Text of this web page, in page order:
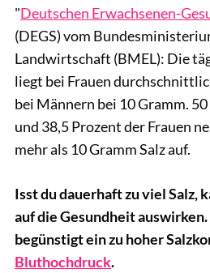
"Deutschen Erwachsenen-
(DEGS) vom
Landwirtschaft (BMEL): Die
liegt bei Frauen
bei Männern bei 10 Gramm.
und 38,5 Prozent der Frauen
mehr als 10 Gramm Salz auf.
Isst du dauerhaft zu viel Salz,
auf die Gesundheit
begünstigt ein zu hoher
Bluthochdruck.